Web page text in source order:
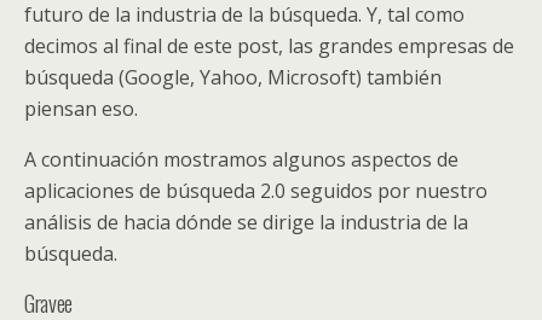
futuro de la industria de la búsqueda. Y, tal como
decimos al final de este post, las grandes empresas de
búsqueda (Google, Yahoo, Microsoft) también
piensan eso.
A continuación mostramos algunos aspectos de
aplicaciones de búsqueda 2.0 seguidos por nuestro
análisis de hacia dónde se dirige la industria de la
búsqueda.
Gravee